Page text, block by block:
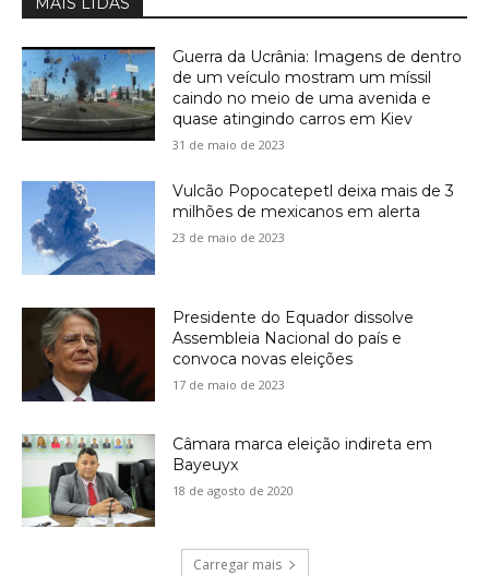
Guerra da Ucrânia: Imagens de dentro
de um veículo mostram um míssil
caindo no meio de uma avenida e
quase atingindo carros em Kiev
31 de maio de 2023
Vulcão Popocatepetl deixa mais de 3
milhões de mexicanos em alerta
23 de maio de 2023
Presidente do Equador dissolve
Assembleia Nacional do país e
convoca novas eleições
17 de maio de 2023
Câmara marca eleição indireta em
Bayeuyx
18 de agosto de 2020
Carregar mais